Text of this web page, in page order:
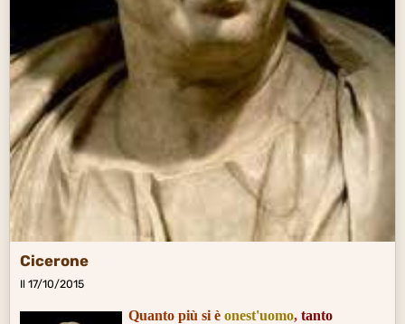
Cicerone
Il 17/10/2015
Quanto più si è onest'uomo, tanto